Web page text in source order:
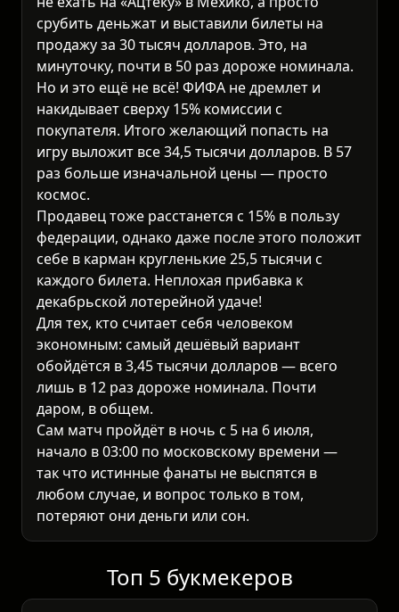
срубить деньжат и выставили билеты на
продажу за 30 тысяч долларов. Это, на
минуточку, почти в 50 раз дороже номинала.
Но и это ещё не всё! ФИФА не дремлет и
накидывает сверху 15% комиссии с
покупателя. Итого желающий попасть на
игру выложит все 34,5 тысячи долларов. В 57
раз больше изначальной цены — просто
космос.
Продавец тоже расстанется с 15% в пользу
федерации, однако даже после этого положит
себе в карман кругленькие 25,5 тысячи с
каждого билета. Неплохая прибавка к
декабрьской лотерейной удаче!
Для тех, кто считает себя человеком
экономным: самый дешёвый вариант
обойдётся в 3,45 тысячи долларов — всего
лишь в 12 раз дороже номинала. Почти
даром, в общем.
Сам матч пройдёт в ночь с 5 на 6 июля,
начало в 03:00 по московскому времени —
так что истинные фанаты не выспятся в
любом случае, и вопрос только в том,
потеряют они деньги или сон.
Топ 5 букмекеров